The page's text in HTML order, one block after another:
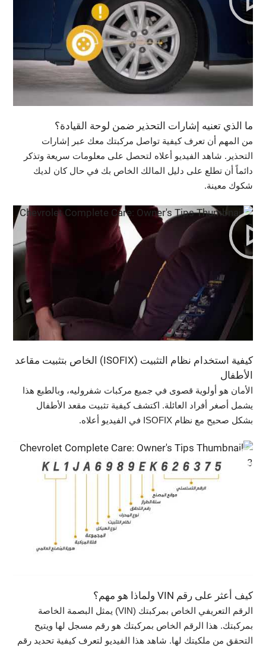
ما الذي تعنيه إشارات التحذير ضمن لوحة القيادة؟
من المهم أن تعرف كيفية تواصل مركبتك معك عبر إشارات
التحذير. شاهد الفيديو أعلاه لتحصل على معلومات سريعة وتذكر
دائماً أن تطلع على دليل المالك الخاص بك في حال كان لديك
شكوك معينة.
كيفية استخدام نظام التثبيت (ISOFIX) الخاص بتثبيت مقاعد
الأطفال
الأمان هو أولوية قصوى في جميع مركبات شفروليه، وبالطبع هذا
يشمل أصغر أفراد العائلة. اكتشف كيفية تثبيت مقعد الأطفال
بشكل صحيح مع نظام ISOFIX في الفيديو أعلاه.
كيف أعثر على رقم VIN ولماذا هو مهم؟
الرقم التعريفي الخاص بمركبتك (VIN) يمثل البصمة الخاصة
بمركبتك. هذا الرقم الخاص بمركبتك هو رقم مسجل لها ويتيح
التحقق من ملكيتك لها. شاهد هذا الفيديو لتعرف كيفية تحديد رقم